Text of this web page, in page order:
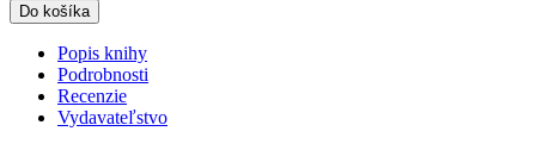
Do košíka
Popis knihy
Podrobnosti
Recenzie
Vydavateľstvo